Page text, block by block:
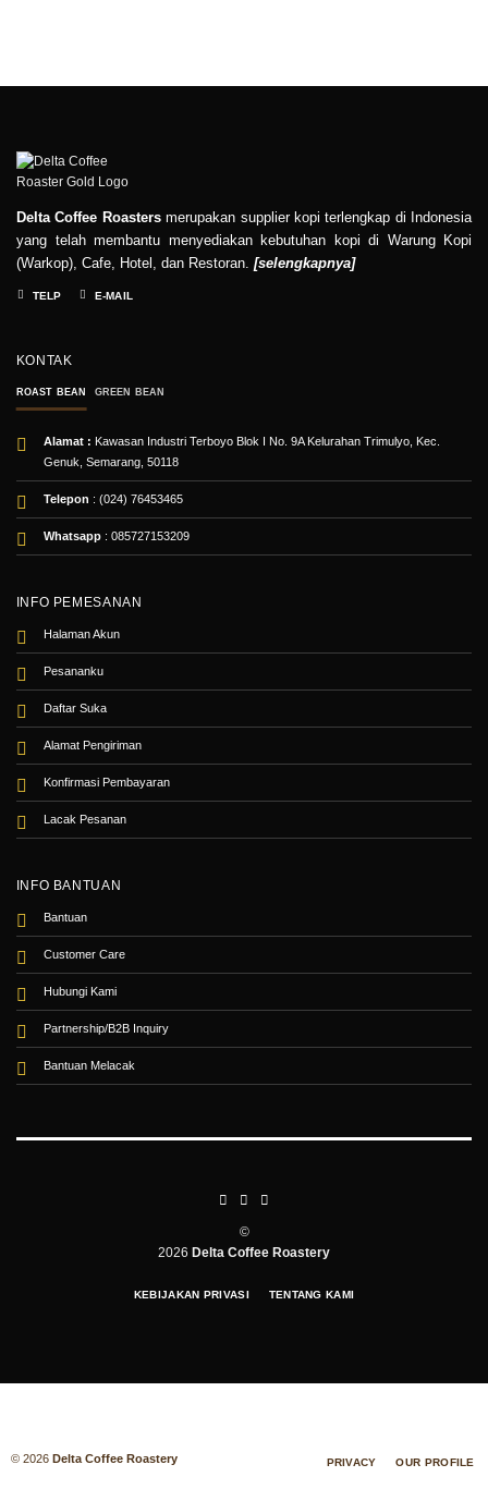
Delta Coffee Roastersmerupakan supplier kopi terlengkap di Indonesia
yang telah membantu menyediakan kebutuhan kopi di Warung Kopi
(Warkop), Cafe, Hotel, dan Restoran. [selengkapnya]
TELP E-MAIL
KONTAK
ROAST BEAN GREEN BEAN
Alamat : Kawasan Industri Terboyo Blok I No. 9A Kelurahan Trimulyo, Kec.
Genuk, Semarang, 50118
Telepon : (024) 76453465
Whatsapp: 085727153209
INFO PEMESANAN
Halaman Akun
Pesananku
Daftar Suka
Alamat Pengiriman
Konfirmasi Pembayaran
Lacak Pesanan
INFO BANTUAN
Bantuan
Customer Care
Hubungi Kami
Partnership/B2B Inquiry
Bantuan Melacak
©
2026 Delta Coffee Roastery
KEBIJAKAN PRIVASI TENTANG KAMI
© 2026 Delta Coffee Roastery PRIVACY OUR PROFILE